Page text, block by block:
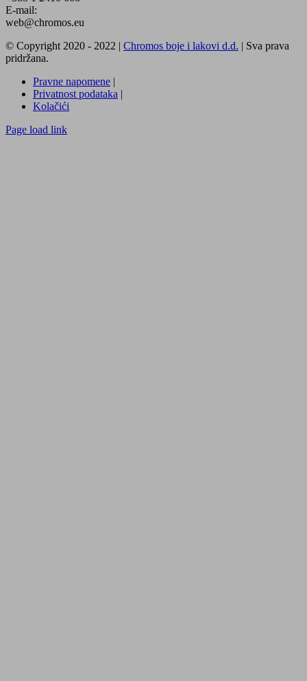
E-mail:
web@chromos.eu
© Copyright 2020 - 2022 | Chromos boje i lakovi d.d. | Sva prava
pridržana.
Pravne napomene |
Privatnost podataka |
Kolačići
Facebook
YouTube
Page load link